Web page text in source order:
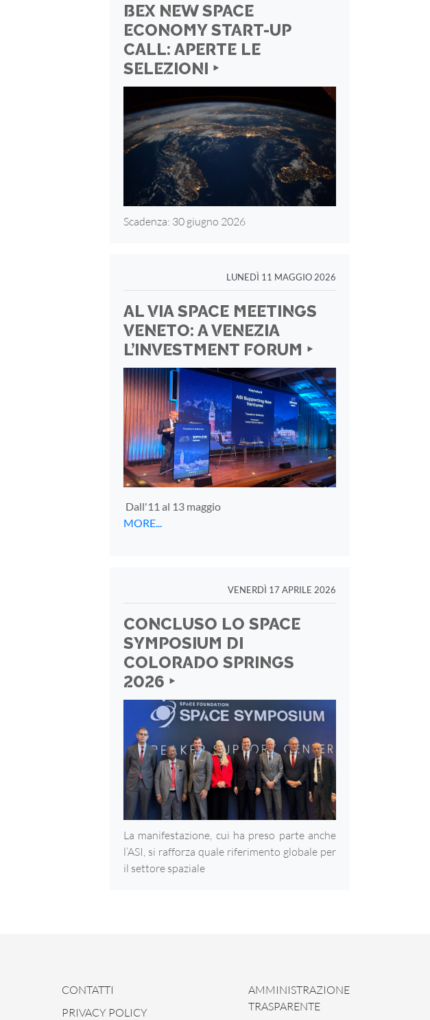
BEX NEW SPACE
ECONOMY START-UP
CALL: APERTE LE
SELEZIONI ‣
Scadenza: 30 giugno 2026
LUNEDÌ 11 MAGGIO 2026
AL VIA SPACE MEETINGS
VENETO: A VENEZIA
L’INVESTMENT FORUM ‣
Dall'11 al 13 maggio
MORE...
VENERDÌ 17 APRILE 2026
CONCLUSO LO SPACE
SYMPOSIUM DI
COLORADO SPRINGS
2026 ‣
La manifestazione, cui ha preso parte anche
l’ASI, si rafforza quale riferimento globale per
il settore spaziale
CONTATTI
PRIVACY POLICY
AMMINISTRAZIONE
TRASPARENTE